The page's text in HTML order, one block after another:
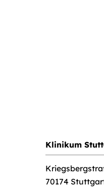
Klinikum
70174